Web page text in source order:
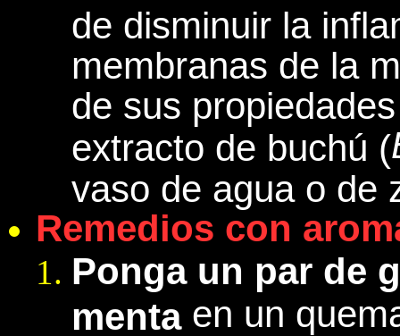
de disminuir la
membranas de la
de sus
extracto de buchú (
vaso de agua o de
Remedios con
Ponga un par de
menta en un